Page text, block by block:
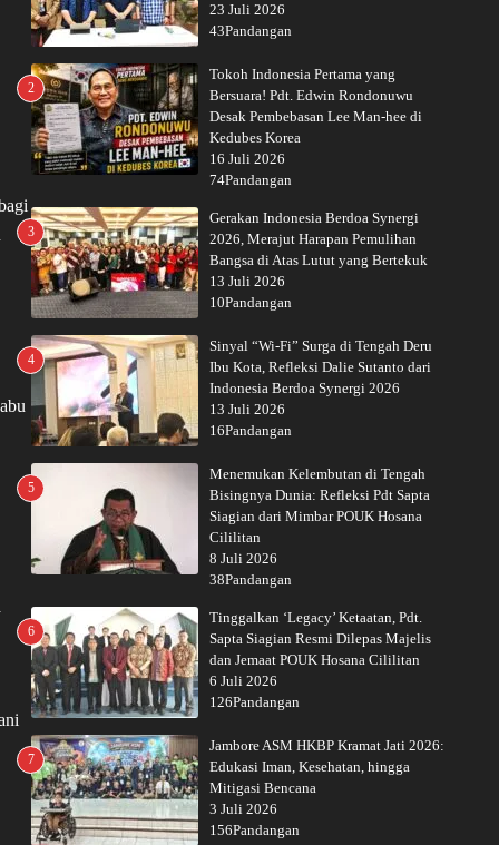
23 Juli 2026
43Pandangan
2
Tokoh Indonesia Pertama yang
Bersuara! Pdt. Edwin Rondonuwu
Desak Pembebasan Lee Man-hee di
Kedubes Korea
16 Juli 2026
74Pandangan
3
Gerakan Indonesia Berdoa Synergi
2026, Merajut Harapan Pemulihan
Bangsa di Atas Lutut yang Bertekuk
13 Juli 2026
10Pandangan
4
Sinyal “Wi-Fi” Surga di Tengah Deru
Ibu Kota, Refleksi Dalie Sutanto dari
Indonesia Berdoa Synergi 2026
13 Juli 2026
16Pandangan
5
Menemukan Kelembutan di Tengah
Bisingnya Dunia: Refleksi Pdt Sapta
Siagian dari Mimbar POUK Hosana
Cililitan
8 Juli 2026
38Pandangan
6
Tinggalkan ‘Legacy’ Ketaatan, Pdt.
Sapta Siagian Resmi Dilepas Majelis
dan Jemaat POUK Hosana Cililitan
6 Juli 2026
126Pandangan
7
Jambore ASM HKBP Kramat Jati 2026:
Edukasi Iman, Kesehatan, hingga
Mitigasi Bencana
3 Juli 2026
156Pandangan